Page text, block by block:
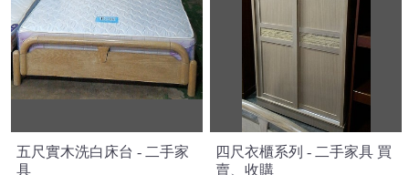
五尺實木洗白床台 - 二手家
具
四尺衣櫃系列 - 二手家具 買
賣、收購